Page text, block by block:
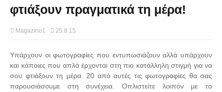
φτιάξουν πραγματικά τη μέρα!
Magazino1 25.8.15
Υπάρχουν οι φωτογραφίες που εντυπωσιάζουν αλλά υπάρχουν
και κάποιες που απλά έρχονται στη πιο κατάλληλη στιγμή για να
σου φτιάξουν τη μέρα. 20 από αυτές τις φωτογραφίες θα σας
παρουσιάσουμε στη συνέχεια. Οπλιστείτε λοιπόν με το